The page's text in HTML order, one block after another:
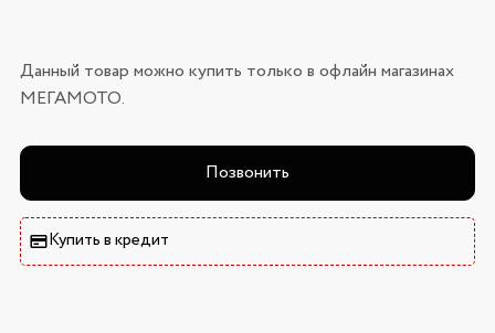
Данный товар можно купить только в офлайн магазинах
МЕГАМОТО.
Позвонить
Купить в кредит